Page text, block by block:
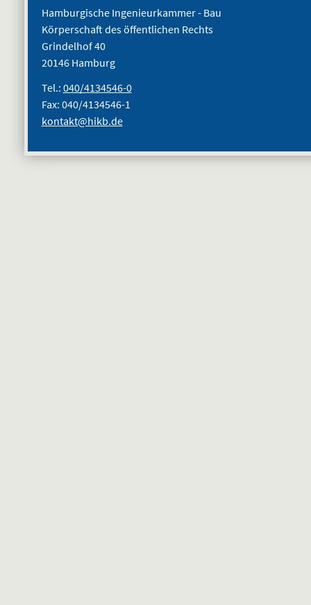
Hamburgische Ingenieurkammer - Bau
Körperschaft des öffentlichen Rechts
Grindelhof 40
20146 Hamburg
Tel.: 040/4134546-0
Fax: 040/4134546-1
kontakt@hikb.de